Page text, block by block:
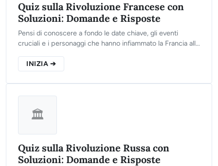
Quiz sulla Rivoluzione Francese con
Soluzioni: Domande e Risposte
Pensi di conoscere a fondo le date chiave, gli eventi
cruciali e i personaggi che hanno infiammato la Francia alla
rispondi alle 10 domande del nostro test e scopri quanto
ne sai!
INIZIA ➔
🏛️
Quiz sulla Rivoluzione Russa con
Soluzioni: Domande e Risposte